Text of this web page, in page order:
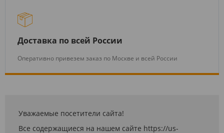
Доставка по всей России
Оперативно привезем заказ по Москве и всей России
Уважаемые посетители сайта!
Все содержащиеся на нашем сайте https://us-